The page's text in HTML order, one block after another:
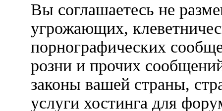
Вы соглашаетесь не
угрожающих,
порнографических
розни и прочих
законы вашей страны,
услуги хостинга для